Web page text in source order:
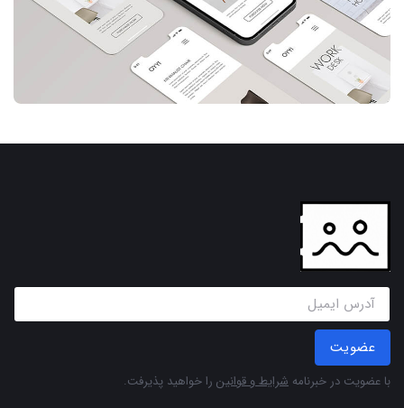
عضویت
با عضویت در خبرنامه شرایط و قوانین را خواهید پذیرفت.